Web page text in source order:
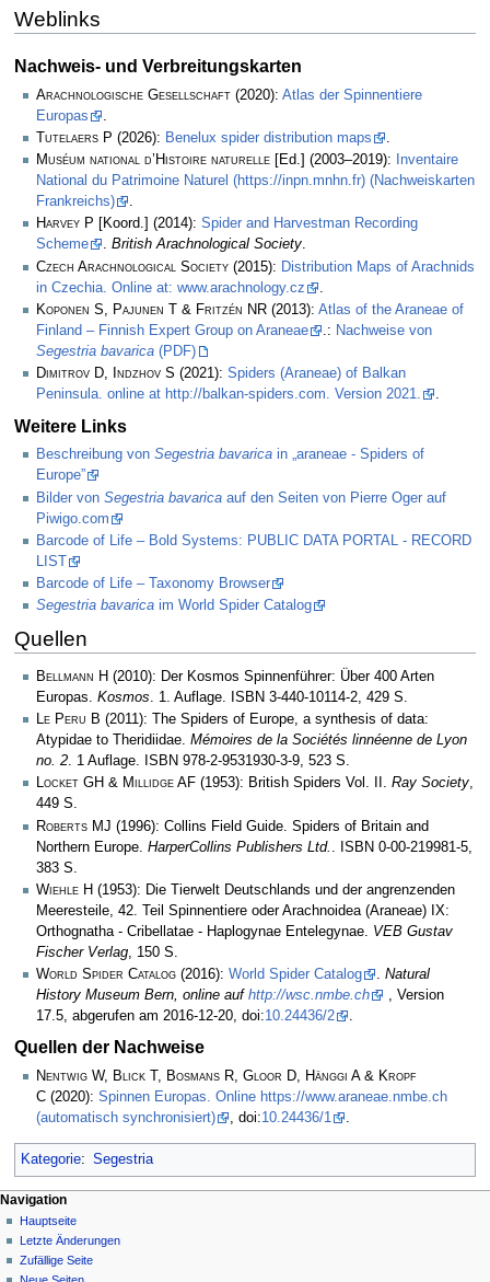
Weblinks
Nachweis- und Verbreitungskarten
Arachnologische Gesellschaft (2020): Atlas der Spinnentiere
Europas
Tutelaers P (2026): Benelux spider distribution maps
.
Muséum national d’Histoire naturelle [Ed.] (2003–2019):
Inventaire
National du Patrimoine Naturel (https://inpn.mnhn.fr) (Nachweiskarten
Frankreichs)
.
Harvey P [Koord.] (2014): Spider and Harvestman Recording
Scheme
. British Arachnological Society.
Czech Arachnological Society (2015): Distribution Maps of Arachnids
in Czechia. Online at: www.arachnology.cz
Koponen S, Pajunen T & Fritzén NR (2013): Atlas of the Araneae of
Finland – Finnish Expert Group on Araneae
.: Nachweise von
Segestria bavarica (PDF)
Dimitrov D, Indzhov S (2021): Spiders (Araneae) of Balkan
Peninsula. online at http://balkan-spiders.com. Version 2021.
.
Weitere Links
Beschreibung von Segestria bavarica in „araneae - Spiders of
Europe”
Bilder von Segestria bavarica auf den Seiten von Pierre Oger auf
Piwigo.com
Barcode of Life – Bold Systems: PUBLIC DATA PORTAL - RECORD
LIST
Barcode of Life – Taxonomy Browser
Segestria bavarica im World Spider Catalog
Quellen
Bellmann H (2010): Der Kosmos Spinnenführer: Über 400 Arten
Europas. Kosmos . 1. Auflage. ISBN 3-440-10114-2, 429 S.
Le Peru B (2011): The Spiders of Europe, a synthesis of data:
Atypidae to Theridiidae. Mémoires de la Sociétés linnéenne de Lyon
no. 2. 1 Auflage. ISBN 978-2-9531930-3-9, 523 S.
Locket GH & Millidge AF (1953): British Spiders Vol. II. Ray Society,
449 S.
Roberts MJ (1996): Collins Field Guide. Spiders of Britain and
Northern Europe. HarperCollins Publishers Ltd.
. ISBN 0-00-219981-5,
383 S.
Wiehle H (1953): Die Tierwelt Deutschlands und der angrenzenden
Meeresteile, 42. Teil Spinnentiere oder Arachnoidea (Araneae) IX:
Orthognatha - Cribellatae - Haplogynae Entelegynae. VEB Gustav
Fischer Verlag , 150 S.
World Spider Catalog (2016): World Spider Catalog . Natural
History Museum Bern, online auf http://wsc.nmbe.ch
, Version
17.5, abgerufen am 2016-12-20, doi:10.24436/2 .
Quellen der Nachweise
Nentwig W, Blick T, Bosmans R, Gloor D, Hänggi A & Kropf
C (2020): Spinnen Europas. Online https://www.araneae.nmbe.ch
(automatisch synchronisiert)
, doi:10.24436/1 .
Kategorie: Segestria
Navigation
Hauptseite
Letzte Änderungen
Zufällige Seite